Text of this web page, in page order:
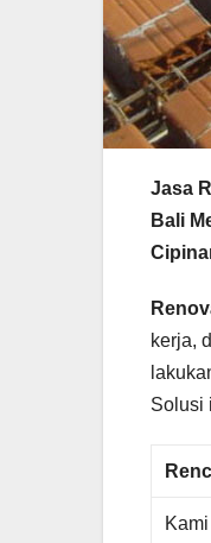
Jasa
Bali
kerja,
Solusi